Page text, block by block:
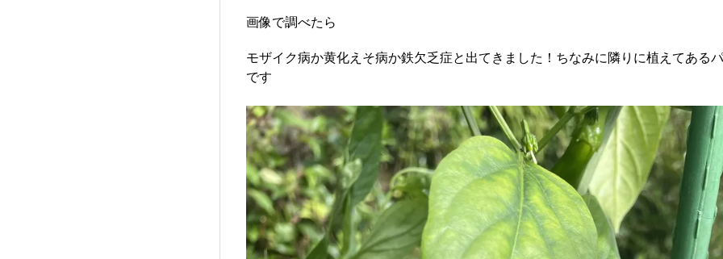
画像で調べたら
モザイク病か黄化えそ病か鉄欠乏症と出てきました！ちなみに隣りに植えてある
です